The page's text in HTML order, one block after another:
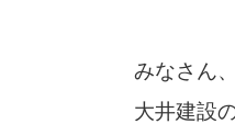
みなさん
大井建設